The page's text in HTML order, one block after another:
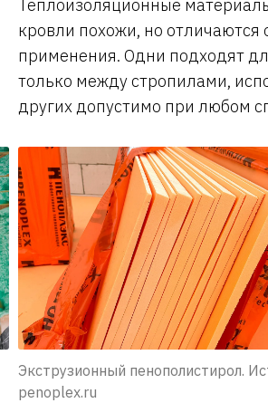
Теплоизоляционные
кровли похожи, но отличаются
применения. Одни подходят
только между стропилами,
других допустимо при любом
Экструзионный пенополистирол.
penoplex.ru